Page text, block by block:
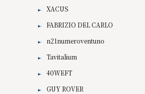
XACUS
FABRIZIO DEL CARLO
n21numeroventuno
Tavitalium
40WEFT
GUY ROVER